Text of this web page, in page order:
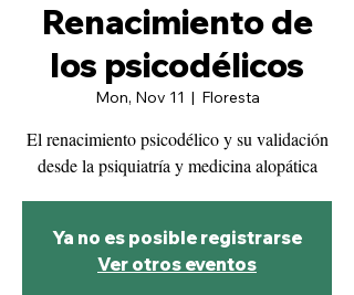
Renacimiento de
los psicodélicos
Mon, Nov 11
  |
Floresta
El renacimiento psicodélico y su validación
desde la psiquiatría y medicina alopática
Ya no es posible registrarse
Ver otros eventos